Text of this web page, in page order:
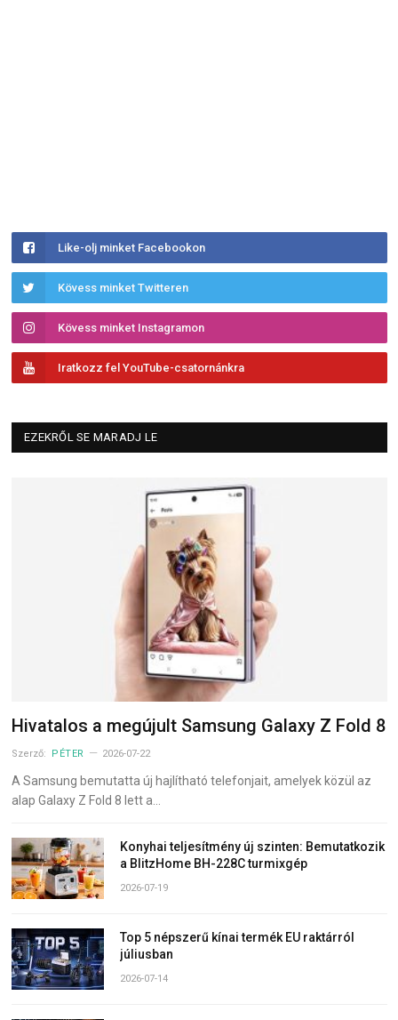
Like-olj minket Facebookon
Kövess minket Twitteren
Kövess minket Instagramon
Iratkozz fel YouTube-csatornánkra
EZEKRŐL SE MARADJ LE
Hivatalos a megújult Samsung Galaxy Z Fold 8
Szerző: PÉTER 2026-07-22
A Samsung bemutatta új hajlítható telefonjait, amelyek közül az
alap Galaxy Z Fold 8 lett a…
Konyhai teljesítmény új szinten: Bemutatkozik
a BlitzHome BH-228C turmixgép
2026-07-19
Top 5 népszerű kínai termék EU raktárról
júliusban
2026-07-14